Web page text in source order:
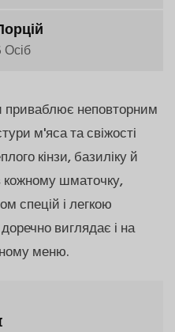
Осіб
приваблює неповторним
м'яса та свіжості
кінзи, базиліку й
кожному шматочку,
спецій і легкою
виглядає і на
меню.